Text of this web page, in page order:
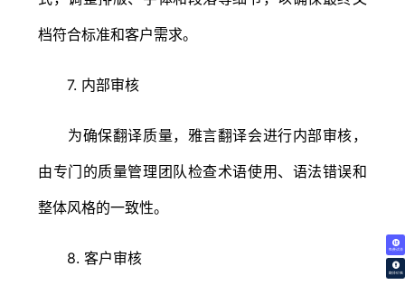
免费试译
翻译价格
档符合标准和客户需求。
7. 内部审核
为确保翻译质量，雅言翻译会进行内部审核，
由专门的质量管理团队检查术语使用、语法错误和
整体风格的一致性。
8. 客户审核